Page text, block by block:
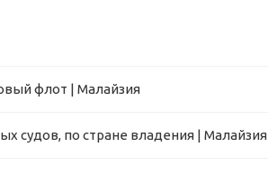
флот | Малайзия
судов, по стране владения | Малайзия